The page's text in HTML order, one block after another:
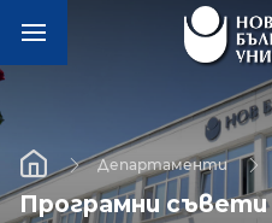
Департаменти
Програмни съвети